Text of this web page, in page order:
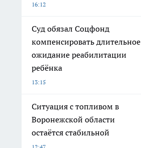
16:12
Суд обязал Соцфонд
компенсировать длительное
ожидание реабилитации
ребёнка
13:15
Ситуация с топливом в
Воронежской области
остаётся стабильной